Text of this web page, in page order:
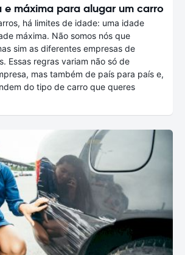
e máxima para alugar um carro
há limites de idade: uma idade
máxima. Não somos nós que
sim as diferentes empresas de
Essas regras variam não só de
mas também de país para país e,
do tipo de carro que queres